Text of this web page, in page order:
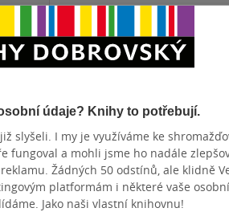
DATUM
údaje? Knihy to potřebují.
slyšeli. I my je využíváme ke
fungoval a mohli jsme ho nadále
Žádných 50 odstínů, ale klidně
platformám i některé vaše
Jako naši vlastní knihovnu!